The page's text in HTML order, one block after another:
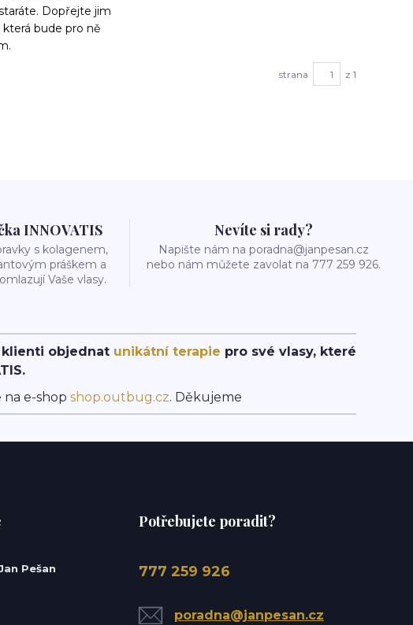
Dopřejte jim
bude pro ně
strana z 1
INNOVATIS
s kolagenem,
práškem a
Vaše vlasy.
Nevíte si rady?
Napište nám na poradna@janpesan.cz
nebo nám můžete zavolat na 777 259 926.
klienti objednat unikátní terapie pro své vlasy, které
e-shop shop.outbug.cz. Děkujeme
Pešan
Potřebujete poradit?
777 259 926
poradna@janpesan.cz